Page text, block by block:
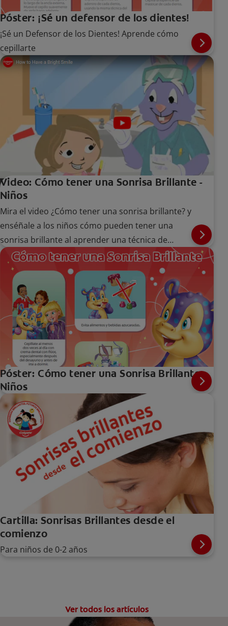
Póster: ¡Sé un defensor de los dientes!
¡Sé un Defensor de los Dientes! Aprende cómo
cepillarte
Video: Cómo tener una Sonrisa Brillante -
Niños
Mira el video ¿Cómo tener una sonrisa brillante? y
enséñale a los niños cómo pueden tener una
sonrisa brillante al aprender una técnica de
cepillado adecuada.
Póster: Cómo tener una Sonrisa Brillante -
Niños
Cartilla: Sonrisas Brillantes desde el
comienzo
Para niños de 0-2 años
Ver todos los artículos